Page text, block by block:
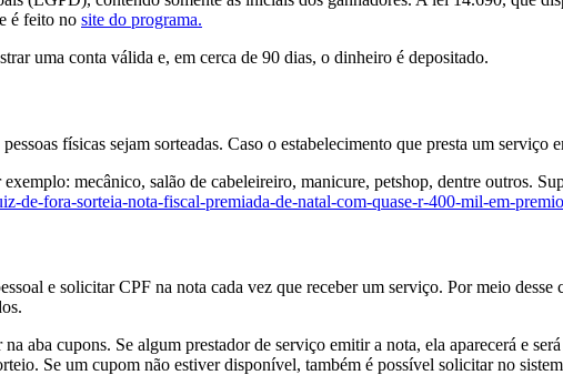
é feito no site do programa.
uma conta válida e, em cerca de 90 dias, o dinheiro é depositado.
físicas sejam sorteadas. Caso o estabelecimento que presta um
mecânico, salão de cabeleireiro, manicure, petshop, dentre outros.
de-fora-sorteia-nota-fiscal-premiada-de-natal-com-quase-r-400-mil-em-
e solicitar CPF na nota cada vez que receber um serviço. Por meio
na aba cupons. Se algum prestador de serviço emitir a nota, ela aparecerá e
Se um cupom não estiver disponível, também é possível solicitar no